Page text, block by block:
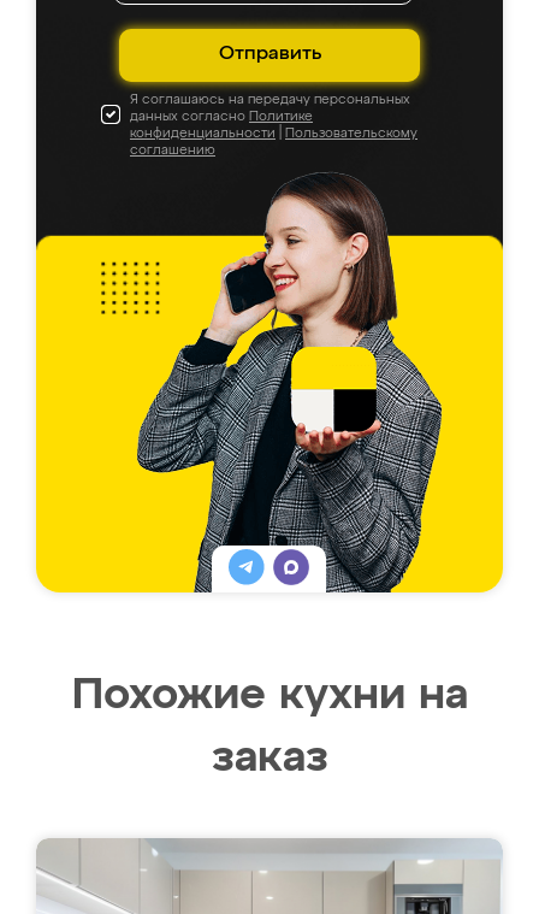
Отправить
Я соглашаюсь на передачу персональных
данных согласно Политике
конфиденциальности
Пользовательскому
соглашению
Похожие кухни на
заказ